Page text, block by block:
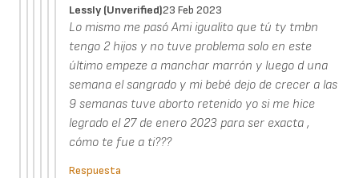
Lessly (unverified)23 Feb 2023
Lo mismo me pasó Ami igualito que tú ty tmbn
tengo 2 hijos y no tuve problema solo en este
último empeze a manchar marrón y luego d una
semana el sangrado y mi bebé dejo de crecer a las
9 semanas tuve aborto retenido yo si me hice
legrado el 27 de enero 2023 para ser exacta ,
cómo te fue a ti???
Respuesta